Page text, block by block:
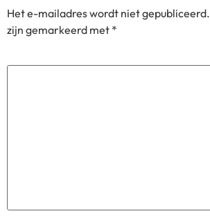
Het e-mailadres wordt niet gepubliceerd.
zijn gemarkeerd met *